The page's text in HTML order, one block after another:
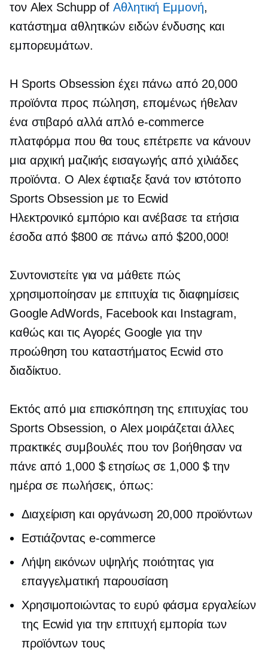
τον Alex Schupp ofΑθλητική Εμμονή,
κατάστημα αθλητικών ειδών ένδυσης και
εμπορευμάτων.
Η Sports Obsession έχει πάνω από 20,000
προϊόντα προς πώληση, επομένως ήθελαν
ένα στιβαρό αλλά απλό e-commerce
πλατφόρμα που θα τους επέτρεπε να κάνουν
μια αρχική μαζικής εισαγωγής από χιλιάδες
προϊόντα. Ο Alex έφτιαξε ξανά τον ιστότοπο
Sports Obsession με το Ecwid
Ηλεκτρονικό εμπόριο και ανέβασε τα ετήσια
έσοδα από $800 σε πάνω από $200,000!
Συντονιστείτε για να μάθετε πώς
χρησιμοποίησαν με επιτυχία τις διαφημίσεις
Google AdWords, Facebook και Instagram,
καθώς και τις Αγορές Google για την
προώθηση του καταστήματος Ecwid στο
διαδίκτυο.
Εκτός από μια επισκόπηση της επιτυχίας του
Sports Obsession, ο Alex μοιράζεται άλλες
πρακτικές συμβουλές που τον βοήθησαν να
πάνε από 1,000 $ ετησίως σε 1,000 $ την
ημέρα σε πωλήσεις, όπως:
Διαχείριση και οργάνωση 20,000 προϊόντων
Εστιάζοντας e-commerce
Λήψη εικόνων υψηλής ποιότητας για
επαγγελματική παρουσίαση
Χρησιμοποιώντας το ευρύ φάσμα εργαλείων
της Ecwid για την επιτυχή εμπορία των
προϊόντων τους